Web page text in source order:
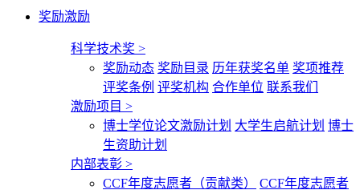
奖励激励
科学技术奖 >
奖励动态 奖励目录 历年获奖名单 奖项推荐
评奖条例 评奖机构 合作单位 联系我们
激励项目 >
博士学位论文激励计划 大学生启航计划 博士
生资助计划
内部表彰 >
CCF年度志愿者（贡献类）
CCF年度志愿者